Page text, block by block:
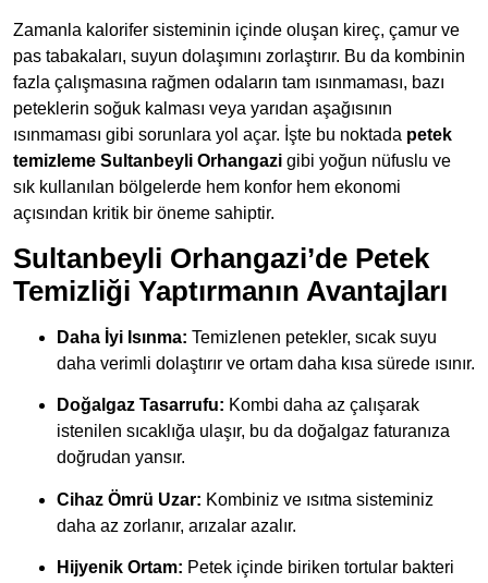
Zamanla kalorifer sisteminin içinde oluşan kireç, çamur ve
pas tabakaları, suyun dolaşımını zorlaştırır. Bu da kombinin
fazla çalışmasına rağmen odaların tam ısınmaması, bazı
peteklerin soğuk kalması veya yarıdan aşağısının
ısınmaması gibi sorunlara yol açar. İşte bu noktada petek
temizleme Sultanbeyli Orhangazi gibi yoğun nüfuslu ve
sık kullanılan bölgelerde hem konfor hem ekonomi
açısından kritik bir öneme sahiptir.
Sultanbeyli Orhangazi’de Petek
Temizliği Yaptırmanın Avantajları
Daha İyi Isınma: Temizlenen petekler, sıcak suyu
daha verimli dolaştırır ve ortam daha kısa sürede ısınır.
Doğalgaz Tasarrufu: Kombi daha az çalışarak
istenilen sıcaklığa ulaşır, bu da doğalgaz faturanıza
doğrudan yansır.
Cihaz Ömrü Uzar: Kombiniz ve ısıtma sisteminiz
daha az zorlanır, arızalar azalır.
Hijyenik Ortam: Petek içinde biriken tortular bakteri